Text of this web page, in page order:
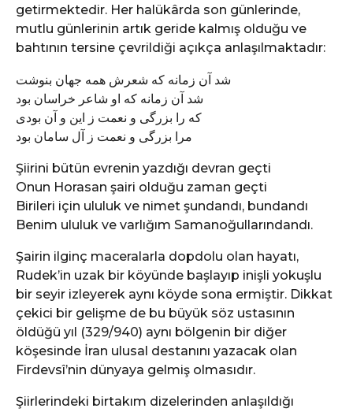
getirmektedir. Her halükârda son günlerinde,
mutlu günlerinin artık geride kalmış olduğu ve
bahtının tersine çevrildiği açıkça anlaşılmaktadır:
شد آن زمانه که شعرش همه جهان بنوشت
شد آن زمانه که او شاعر خراسان بود
که را بزرگی و نعمت ز این و آن بودی
مرا بزرگی و نعمت ز آل سامان بود
Şiirini bütün evrenin yazdığı devran geçti
Onun Horasan şairi olduğu zaman geçti
Birileri için ululuk ve nimet şundandı, bundandı
Benim ululuk ve varlığım Samanoğullarındandı.
Şairin ilginç maceralarla dopdolu olan hayatı,
Rudek’in uzak bir köyünde başlayıp inişli yokuşlu
bir seyir izleyerek aynı köyde sona ermiştir. Dikkat
çekici bir gelişme de bu büyük söz ustasının
öldüğü yıl (329/940) aynı bölgenin bir diğer
köşesinde İran ulusal destanını yazacak olan
Firdevsî’nin dünyaya gelmiş olmasıdır.
Şiirlerindeki birtakım dizelerinden anlaşıldığı